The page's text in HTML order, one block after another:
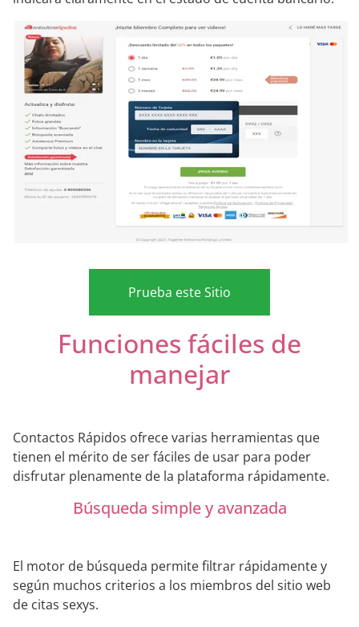
Prueba este Sitio
Funciones fáciles de
manejar
Contactos Rápidos ofrece varias herramientas que
tienen el mérito de ser fáciles de usar para poder
disfrutar plenamente de la plataforma rápidamente.
Búsqueda simple y avanzada
El motor de búsqueda permite filtrar rápidamente y
según muchos criterios a los miembros del sitio web
de citas sexys.